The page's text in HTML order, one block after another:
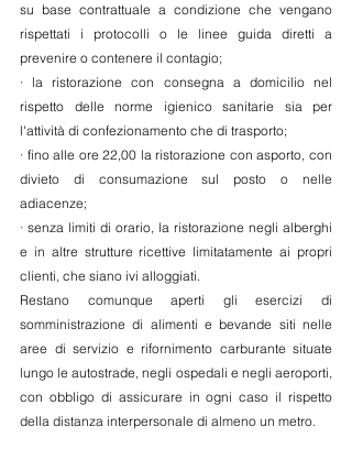
su base contrattuale a condizione che vengano
rispettati i protocolli o le linee guida diretti a
prevenire o contenere il contagio;
· la ristorazione con consegna a domicilio nel
rispetto delle norme igienico sanitarie sia per
l'attività di confezionamento che di trasporto;
· fino alle ore 22,00 la ristorazione con asporto, con
divieto di consumazione sul posto o nelle
adiacenze;
· senza limiti di orario, la ristorazione negli alberghi
e in altre strutture ricettive limitatamente ai propri
clienti, che siano ivi alloggiati.
Restano comunque aperti gli esercizi di
somministrazione di alimenti e bevande siti nelle
aree di servizio e rifornimento carburante situate
lungo le autostrade, negli ospedali e negli aeroporti,
con obbligo di assicurare in ogni caso il rispetto
della distanza interpersonale di almeno un metro.